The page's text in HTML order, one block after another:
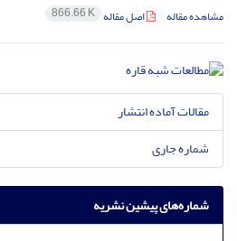
مشاهده مقاله اصل مقاله 866.66 K
مقالات آماده انتشار
شماره جاری
شماره‌های پیشین نشریه